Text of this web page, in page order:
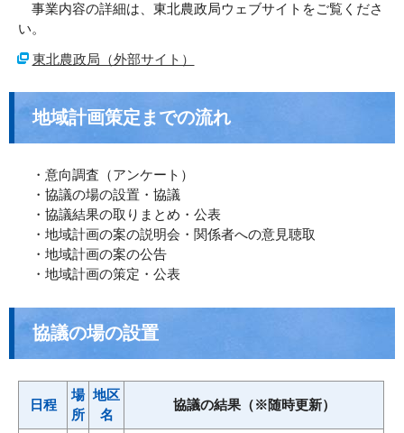
事業内容の詳細は、東北農政局ウェブサイトをご覧くださ
い。
東北農政局（外部サイト）
地域計画策定までの流れ
・意向調査（アンケート）
・協議の場の設置・協議
・協議結果の取りまとめ・公表
・地域計画の案の説明会・関係者への意見聴取
・地域計画の案の公告
・地域計画の策定・公表
協議の場の設置
日程
場
所
地区
名
協議の結果（※随時更新）